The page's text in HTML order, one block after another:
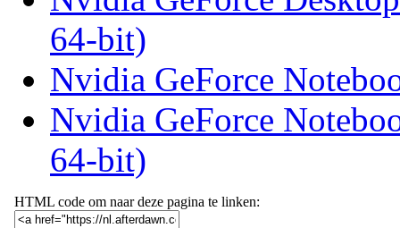
64-bit)
Nvidia GeForce
Nvidia GeForce
64-bit)
HTML code om naar deze pagina te linken: